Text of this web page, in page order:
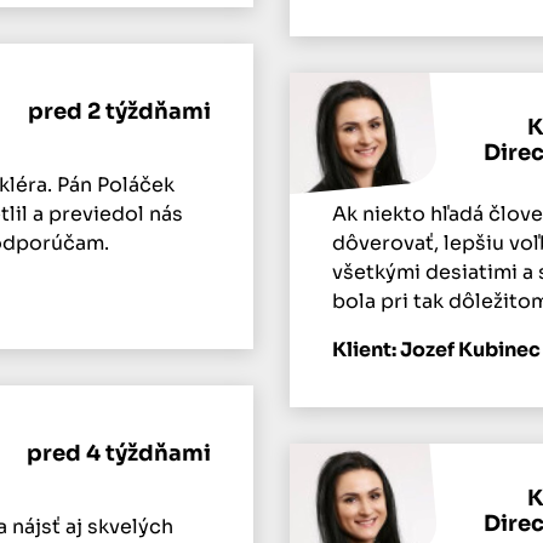
pred 2 týždňami
Pán Poláček
a previedol nás
pred 4 týždňami
nájsť aj skvelých
Ak niekto hľadá
dôverovať, lepšiu
všetkými desiatimi a
bola pri tak
Klient: Jozef Kubinec